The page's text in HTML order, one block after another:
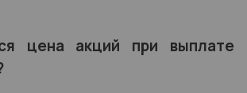
цена акций при выплате